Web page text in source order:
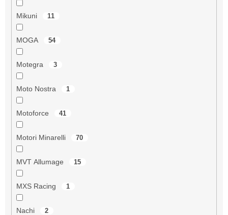
Mikuni 11
MOGA 54
Motegra 3
Moto Nostra 1
Motoforce 41
Motori Minarelli 70
MVT Allumage 15
MXS Racing 1
Nachi 2